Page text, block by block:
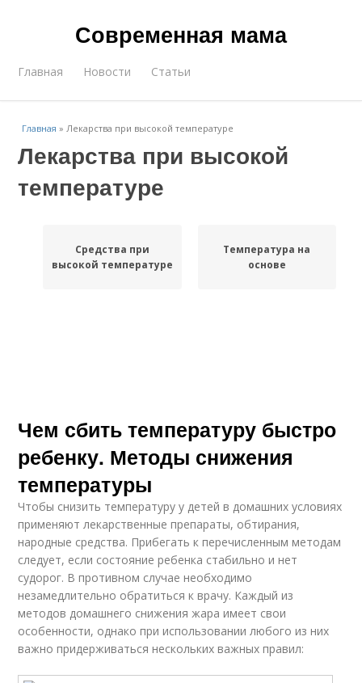
Современная мама
Главная Новости Статьи
Главная »Лекарства при высокой температуре
Лекарства при высокой
температуре
Средства при
высокой температуре
Температура на
основе
Чем сбить температуру быстро
ребенку. Методы снижения
температуры
Чтобы снизить температуру у детей в домашних условиях
применяют лекарственные препараты, обтирания,
народные средства. Прибегать к перечисленным методам
следует, если состояние ребенка стабильно и нет
судорог. В противном случае необходимо
незамедлительно обратиться к врачу. Каждый из
методов домашнего снижения жара имеет свои
особенности, однако при использовании любого из них
важно придерживаться нескольких важных правил: